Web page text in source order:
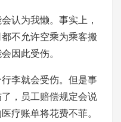
为我懒。事实上，
不允许空乘为乘客搬
因此受伤。
李就会受伤。但是事
，员工赔偿规定会说
疗账单将花费不菲。